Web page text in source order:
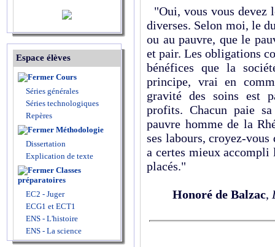
Espace élèves
Cours
Séries générales
Séries technologiques
Repères
Méthodologie
Dissertation
Explication de texte
Classes
préparatoires
EC2 - Juger
ECG1 et ECT1
ENS - L'histoire
ENS - La science
"Oui, vous vous devez
diverses. Selon moi, le
ou au pauvre, que le
et pair. Les obligations
bénéfices que la
principe, vrai en
gravité des soins est
profits. Chacun paie
pauvre homme de la
ses labours, croyez-
a certes mieux accompli
placés."
Honoré de Balzac,